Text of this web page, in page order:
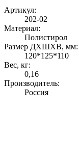
Артикул:
202-02
Материал:
Полистирол
Размер ДХШХВ, мм:
120*125*110
Вес, кг:
0,16
Производитель:
Россия